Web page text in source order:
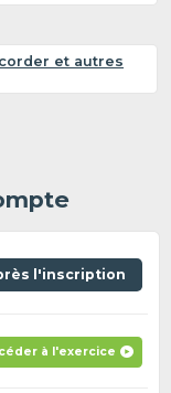
et autres
l'inscription
à l'exercice